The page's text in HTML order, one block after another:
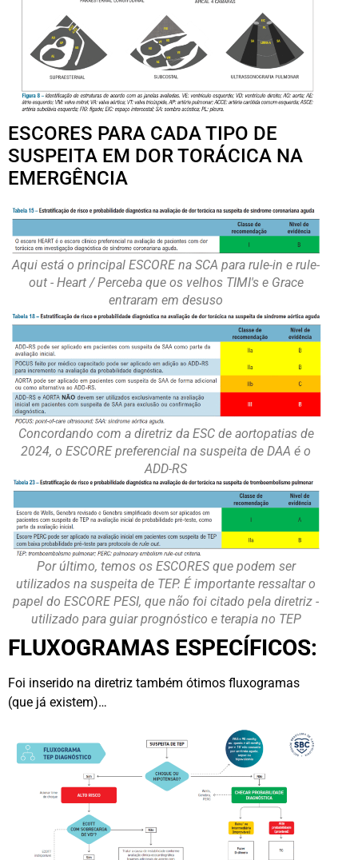
ESCORES PARA CADA TIPO DE
SUSPEITA EM DOR TORÁCICA NA
EMERGÊNCIA
Aqui está o principal ESCORE na SCA para rule-in e rule-
out - Heart / Perceba que os velhos TIMI's e Grace
entraram em desuso
Concordando com a diretriz da ESC de aortopatias de
2024, o ESCORE preferencial na suspeita de DAA é o
ADD-RS
Por último, temos os ESCORES que podem ser
utilizados na suspeita de TEP. É importante ressaltar o
papel do ESCORE PESI, que não foi citado pela diretriz -
utilizado para guiar prognóstico e terapia no TEP
FLUXOGRAMAS ESPECÍFICOS:
Foi inserido na diretriz também ótimos fluxogramas
(que já existem)…